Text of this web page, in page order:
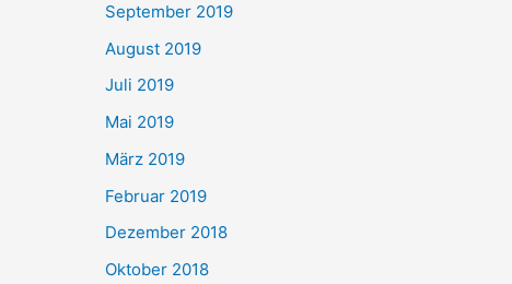
September 2019
August 2019
Juli 2019
Mai 2019
März 2019
Februar 2019
Dezember 2018
Oktober 2018